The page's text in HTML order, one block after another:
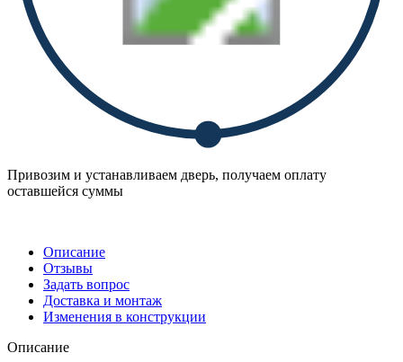
Привозим и устанавливаем дверь, получаем оплату
оставшейся суммы
Описание
Отзывы
Задать вопрос
Доставка и монтаж
Изменения в конструкции
Описание